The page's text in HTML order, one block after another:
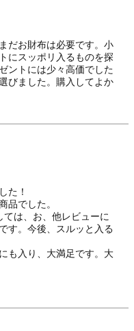
だお財布は必要です。小
にスッポリ入るものを探
ントには少々高価でした
びました。購入してよか
た！
品でした。
は、お、他レビューに
す。今後、スルッと入る
も入り、大満足です。大